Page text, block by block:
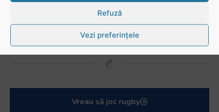
Refuză
Vezi preferințele
Vreau să joc rugby